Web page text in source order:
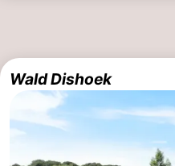
Wald Dishoek